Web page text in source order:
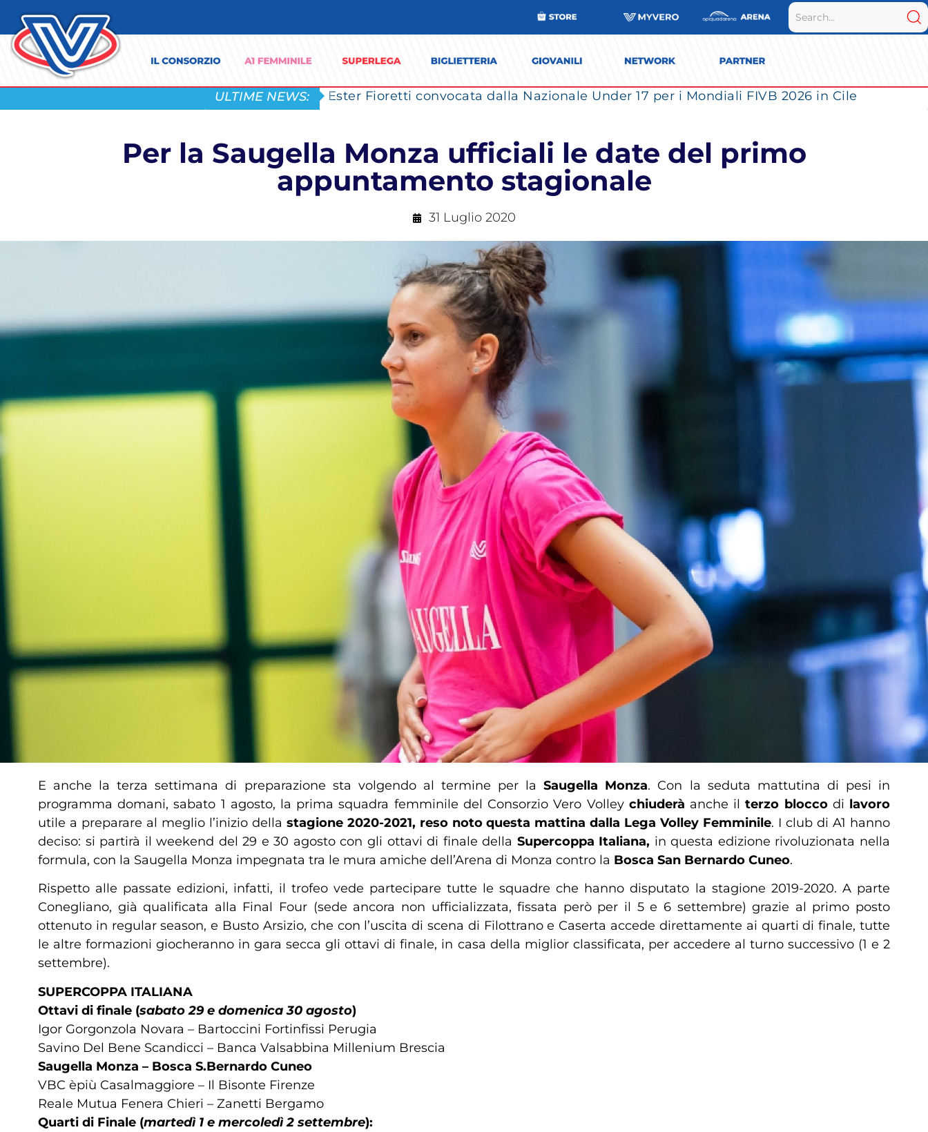
ULTIME NEWS: Ester Fioretti convocata dalla Nazionale Under 17 per i Mondiali FIVB 2026 in Cile
Per la Saugella Monza ufficiali le date del primo
appuntamento stagionale
31 Luglio 2020
E anche la terza settimana di preparazione sta volgendo al termine per laSaugella Monza. Con la seduta mattutina di pesi in
programma domani, sabato 1 agosto, la prima squadra femminile del Consorzio Vero Volley chiuderà anche ilterzo bloccodi lavoro
utile a preparare al meglio l’inizio della stagione 2020-2021, reso noto questa mattina dalla Lega Volley Femminile. I club di A1 hanno
deciso: si partirà il weekend del 29 e 30 agosto con gli ottavi di finale della Supercoppa Italiana, in questa edizione rivoluzionata nella
formula, con la Saugella Monza impegnata tra le mura amiche dell’Arena di Monza contro la Bosca San Bernardo Cuneo.
Rispetto alle passate edizioni, infatti, il trofeo vede partecipare tutte le squadre che hanno disputato la stagione 2019-2020. A parte
Conegliano, già qualificata alla Final Four (sede ancora non ufficializzata, fissata però per il 5 e 6 settembre) grazie al primo posto
ottenuto in regular season, e Busto Arsizio, che con l’uscita di scena di Filottrano e Caserta accede direttamente ai quarti di finale, tutte
le altre formazioni giocheranno in gara secca gli ottavi di finale, in casa della miglior classificata, per accedere al turno successivo (1 e 2
settembre).
SUPERCOPPA ITALIANA
Ottavi di finale (sabato 29 e domenica 30 agosto)
Igor Gorgonzola Novara – Bartoccini Fortinfissi Perugia
Savino Del Bene Scandicci – Banca Valsabbina Millenium Brescia
Saugella Monza – Bosca S.Bernardo Cuneo
VBC èpiù Casalmaggiore – Il Bisonte Firenze
Reale Mutua Fenera Chieri – Zanetti Bergamo
Quarti di Finale (martedì 1 e mercoledì 2 settembre):